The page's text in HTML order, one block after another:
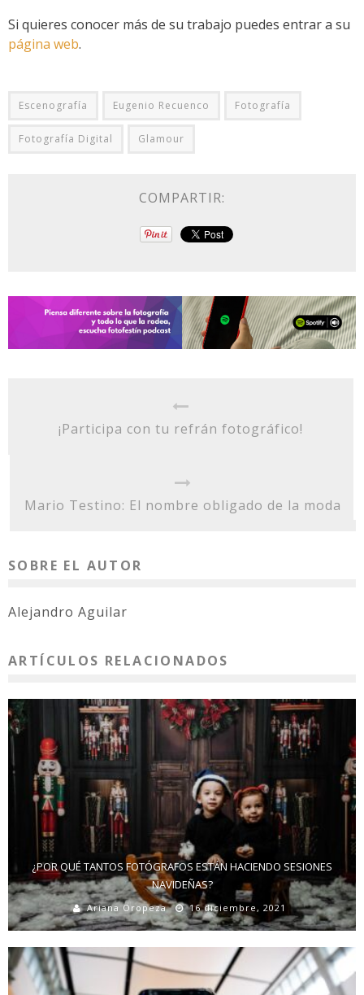
Si quieres conocer más de su trabajo puedes entrar a su
página web.
Escenografía Eugenio Recuenco Fotografía
Fotografía Digital Glamour
COMPARTIR:
¡Participa con tu refrán fotográfico!
Mario Testino: El nombre obligado de la moda
SOBRE EL AUTOR
Alejandro Aguilar
ARTÍCULOS RELACIONADOS
¿POR QUÉ TANTOS FOTÓGRAFOS ESTÁN HACIENDO SESIONES
NAVIDEÑAS?
Ariana Oropeza 16 diciembre, 2021